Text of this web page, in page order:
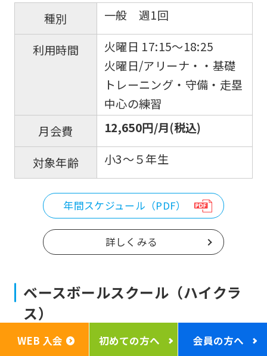
種別 一般 週1回
利用時間
火曜日 17:15〜18:25
火曜日/アリーナ・・基礎
トレーニング・守備・走塁
中心の練習
月会費
12,650円/月(税込)
対象年齢 小3～５年生
年間スケジュール（PDF）
詳しくみる
ベースボールスクール（ハイクラ
ス）
身体の軸、体重移動の大切さを学び、上手に
WEB 入会 初めての方へ 会員の方へ